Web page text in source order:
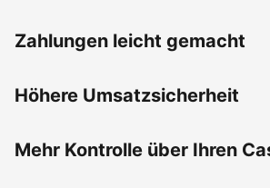
Zahlungen leicht gemacht
Höhere Umsatzsicherheit
Mehr Kontrolle über Ihren